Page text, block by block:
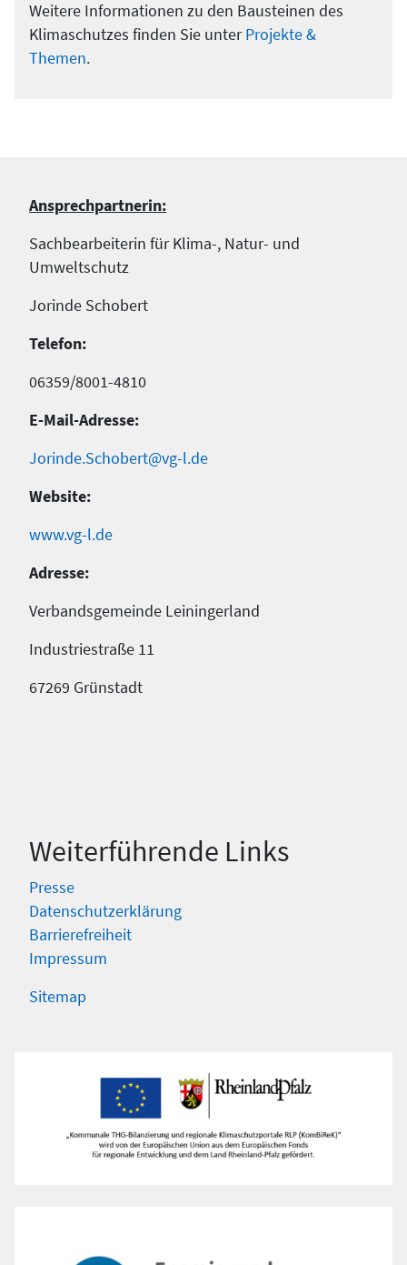
Weitere Informationen zu den Bausteinen des
Klimaschutzes finden Sie unterProjekte &
Themen.
Ansprechpartnerin:
Sachbearbeiterin für Klima-, Natur- und
Umweltschutz
Jorinde Schobert
Telefon:
06359/8001-4810
E-Mail-Adresse:
Jorinde.Schobert@vg-l.de
Website:
www.vg-l.de
Adresse:
Verbandsgemeinde Leiningerland
Industriestraße 11
67269 Grünstadt
Weiterführende Links
Presse
Datenschutzerklärung
Barrierefreiheit
Impressum
Sitemap